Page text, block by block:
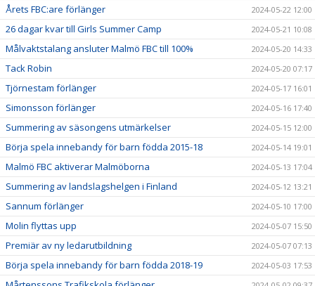
Årets FBC:are förlänger 2024-05-22 12:00
26 dagar kvar till Girls Summer Camp 2024-05-21 10:08
Målvaktstalang ansluter Malmö FBC till 100% 2024-05-20 14:33
Tack Robin 2024-05-20 07:17
Tjörnestam förlänger 2024-05-17 16:01
Simonsson förlänger 2024-05-16 17:40
Summering av säsongens utmärkelser 2024-05-15 12:00
Börja spela innebandy för barn födda 2015-18 2024-05-14 19:01
Malmö FBC aktiverar Malmöborna 2024-05-13 17:04
Summering av landslagshelgen i Finland 2024-05-12 13:21
Sannum förlänger 2024-05-10 17:00
Molin flyttas upp 2024-05-07 15:50
Premiär av ny ledarutbildning 2024-05-07 07:13
Börja spela innebandy för barn födda 2018-19 2024-05-03 17:53